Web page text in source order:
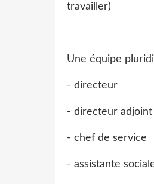
travailler)
Une équipe
- directeur
- directeur adjoint
- chef de service
- assistante